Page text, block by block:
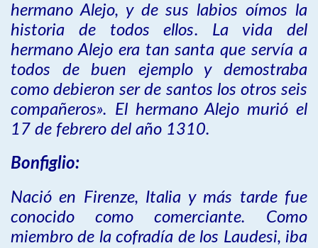
hermano Alejo, y de sus labios oímos la
historia de todos ellos. La vida del
hermano Alejo era tan santa que servía a
todos de buen ejemplo y demostraba
como debieron ser de santos los otros seis
compañeros». El hermano Alejo murió el
17 de febrero del año 1310.
Bonfiglio:
Nació en Firenze, Italia y más tarde fue
conocido como comerciante. Como
miembro de la cofradía de los Laudesi, iba